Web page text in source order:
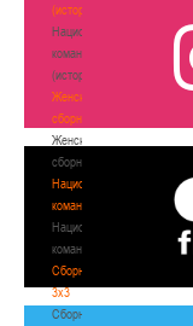
(история)
Национальная
команда
(история)
Женские
сборные
Женские
сборные
Национальная
команда
Национальная
команда
Сборные
3х3
Сборные